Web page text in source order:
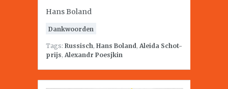
Hans Boland
Dankwoorden
Tags: Russisch, Hans Boland, Aleida Schot-
prijs, Alexandr Poesjkin